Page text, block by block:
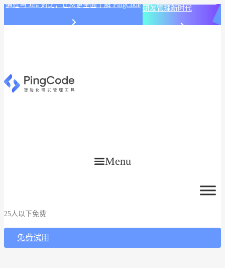
通过与 Jira 对比，让您更全面了解 PingCode 研发管理新时代
Menu
25人以下免费
免费试用